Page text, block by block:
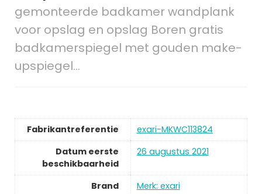
gemonteerde badkamer wandplank
voor opslag en opslag Boren gratis
badkamerspiegel met gouden make-
upspiegel…
Fabrikantreferentie
exari-MKWC113824
Datum eerste
beschikbaarheid
26 augustus 2021
Brand Merk: exari